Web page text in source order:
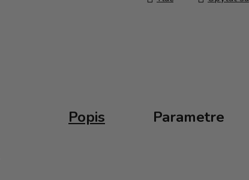
Popis Parametre